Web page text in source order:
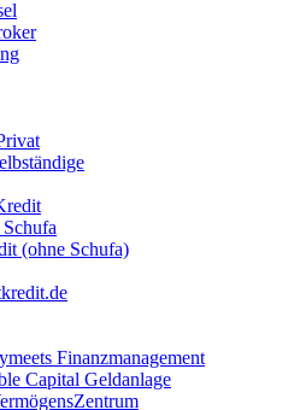
(ohne Schufa)
Finanzmanagement
Capital Geldanlage